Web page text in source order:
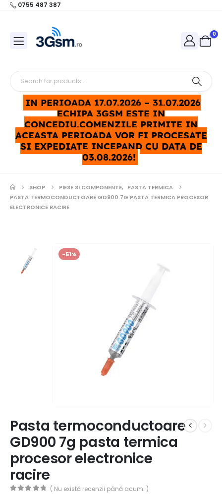
0755 487 387
0
IN PERIOADA 17.07.2026 – 31.07.2026
ECHIPA 3GSM ESTE IN
CONCEDIU.COMENZILE PRIMITE IN
ACEASTA PERIOADA VOR FI PROCESATE
SI EXPEDIATE INCEPAND CU DATA DE
03.08.2026!
SHOP PIESE SI COMPONENTE, PASTA TERMICA
PASTA TERMOCONDUCTOARE GD900 7G PASTA TERMICA PROCESOR
ELECTRONICE RACIRE
-51%
Pasta termoconductoare
GD900 7g pasta termica
procesor electronice
racire
( Nu există recenzii până acum. )